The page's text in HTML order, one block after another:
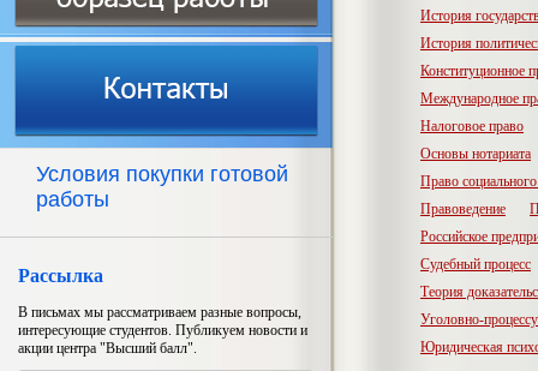
Условия покупки готовой
работы
Рассылка
В письмах мы рассматриваем разные вопросы,
интересующие студентов. Публикуем новости и
акции центра "Высший балл".
История
История
Конституционное
Международное
Налоговое право
Основы нотариата
Право
Правоведение
Российское
Судебный процесс
Теория
Уголовно-
Юридическая